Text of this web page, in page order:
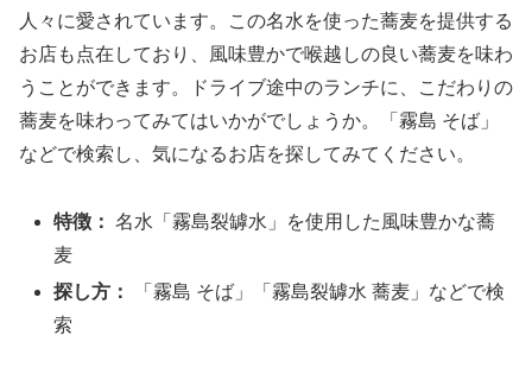
人々に愛されています。この名水を使った蕎麦を提供する
お店も点在しており、風味豊かで喉越しの良い蕎麦を味わ
うことができます。ドライブ途中のランチに、こだわりの
蕎麦を味わってみてはいかがでしょうか。「霧島 そば」
などで検索し、気になるお店を探してみてください。
特徴： 名水「霧島裂罅水」を使用した風味豊かな蕎
麦
探し方：
「霧島 そば」「霧島裂罅水 蕎麦」などで検
索